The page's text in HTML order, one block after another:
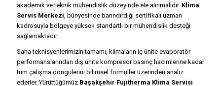
akademik ve teknik mühendislik düzeyinde ele alınmalıdır. Klima
Servis Merkezi, bünyesinde barındırdığı sertifikalı uzman
kadrosuyla bölgeye yüksek standartlı bir mühendislik desteği
sağlamaktadır.
Saha teknisyenlerimizin tamamı, klimaların iç ünite evaporatör
performanslarından dış ünite kompresör basınç hacimlerine kadar
tüm çalışma döngülerini bilimsel formüller üzerinden analiz
ederler. Yürüttüğümüz Başakşehir Fujitherma Klima Servisi